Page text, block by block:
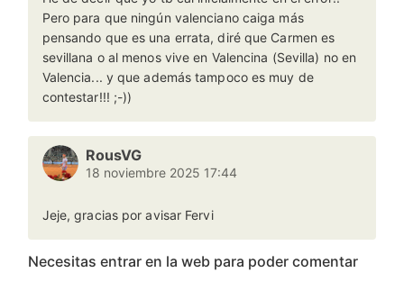
Pero para que ningún valenciano caiga más
pensando que es una errata, diré que Carmen es
sevillana o al menos vive en Valencina (Sevilla) no en
Valencia... y que además tampoco es muy de
contestar!!! ;-))
RousVG
18 noviembre 2025 17:44
Jeje, gracias por avisar Fervi
Necesitas entrar en la web para poder comentar